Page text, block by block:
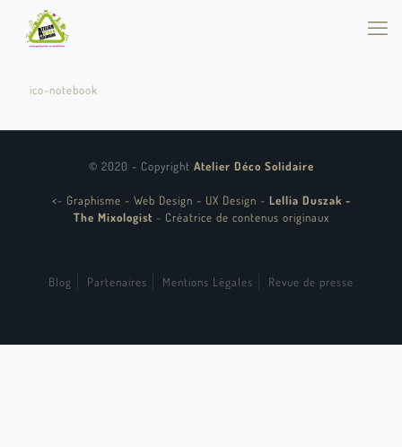
ico-notebook
© 2020 - Copyright Atelier Déco Solidaire
<- Graphisme - Web Design - UX Design - Lellia Duszak -
The Mixologist - Créatrice de contenus originaux
Blog Partenaires Mentions Légales Revue de presse